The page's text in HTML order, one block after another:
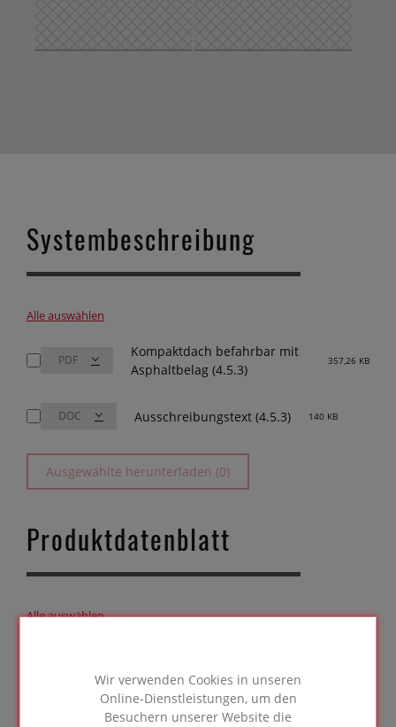
Wir verwenden Cookies in unseren
Online-Dienstleistungen, um den
Besuchern unserer Website die
Systembeschreibung
Alle auswählen
Kompaktdach befahrbar mit
Asphaltbelag (4.5.3)
357,26 KB
Ausschreibungstext (4.5.3) 140 KB
Ausgewählte herunterladen (0)
Produktdatenblatt
Alle auswählen
FOAMGLAS® F 329,51 KB